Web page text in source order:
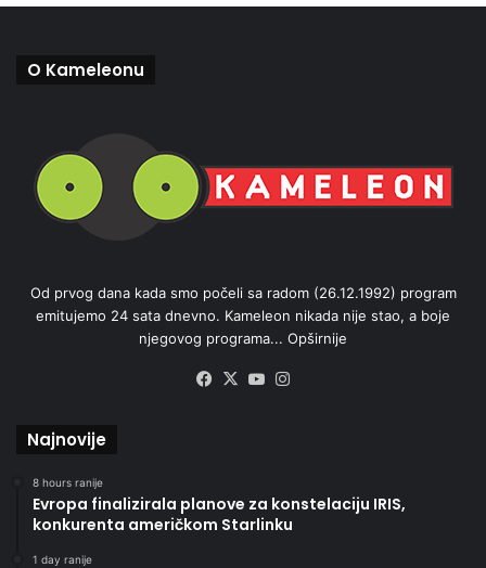
O Kameleonu
Od prvog dana kada smo počeli sa radom (26.12.1992) program
emitujemo 24 sata dnevno. Kameleon nikada nije stao, a boje
njegovog programa... Opširnije
Facebook
X YouTube
Najnovije
8 hours ranije
Evropa finalizirala planove za konstelaciju IRIS,
konkurenta američkom Starlinku
1 day ranije